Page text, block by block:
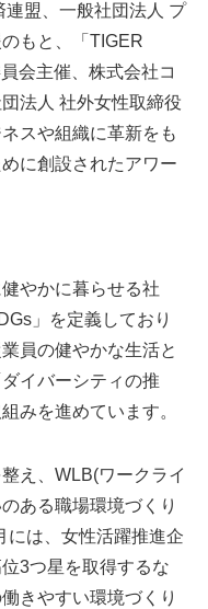
盟、一般社団法人 プ
もと、「TIGER
会主催、株式会社コ
法人 社外女性取締役
スや組織に革新をも
に創設されたアワー
やかに暮らせる社
」を定義しており
員の健やかな生活と
イバーシティの推
みを進めています。
え、WLB(ワークライ
ある職場環境づくり
には、女性活躍推進企
3つ星を取得するな
きやすい環境づくり